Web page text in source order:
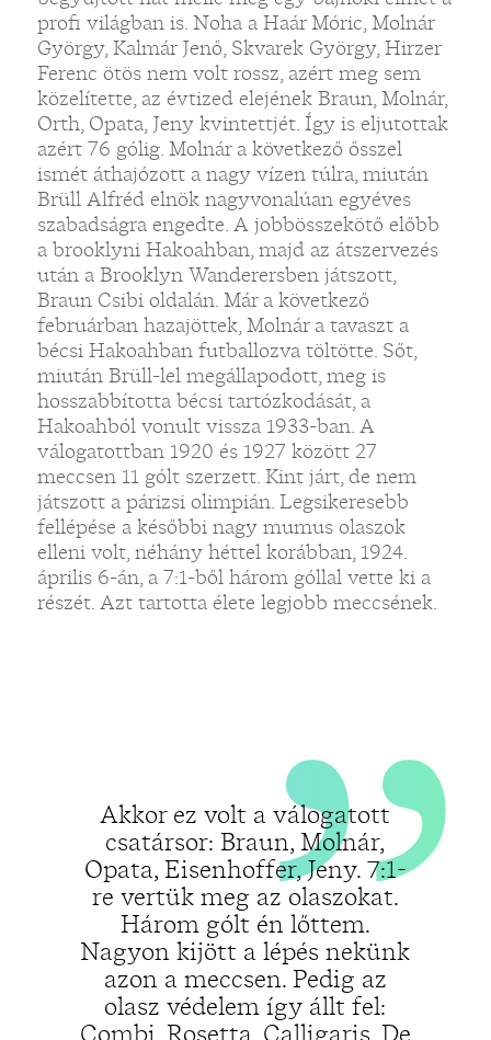
profi világban is. Noha a Haár Móric, Molnár
György, Kalmár Jenő, Skvarek György, Hirzer
Ferenc ötös nem volt rossz, azért meg sem
közelítette, az évtized elejének Braun, Molnár,
Orth, Opata, Jeny kvintettjét. Így is eljutottak
azért 76 gólig. Molnár a következő ősszel
ismét áthajózott a nagy vízen túlra, miután
Brüll Alfréd elnök nagyvonalúan egyéves
szabadságra engedte. A jobbösszekötő előbb
a brooklyni Hakoahban, majd az átszervezés
után a Brooklyn Wanderersben játszott,
Braun Csibi oldalán. Már a következő
februárban hazajöttek, Molnár a tavaszt a
bécsi Hakoahban futballozva töltötte. Sőt,
miután Brüll-lel megállapodott, meg is
hosszabbította bécsi tartózkodását, a
Hakoahból vonult vissza 1933-ban. A
válogatottban 1920 és 1927 között 27
meccsen 11 gólt szerzett. Kint járt, de nem
játszott a párizsi olimpián. Legsikeresebb
fellépése a későbbi nagy mumus olaszok
elleni volt, néhány héttel korábban, 1924.
április 6-án, a 7:1-ből három góllal vette ki a
részét. Azt tartotta élete legjobb meccsének.
Akkor ez volt a válogatott
csatársor: Braun, Molnár,
Opata, Eisenhoffer, Jeny. 7:1-
re vertük meg az olaszokat.
Három gólt én lőttem.
Nagyon kijött a lépés nekünk
azon a meccsen. Pedig az
olasz védelem így állt fel:
„